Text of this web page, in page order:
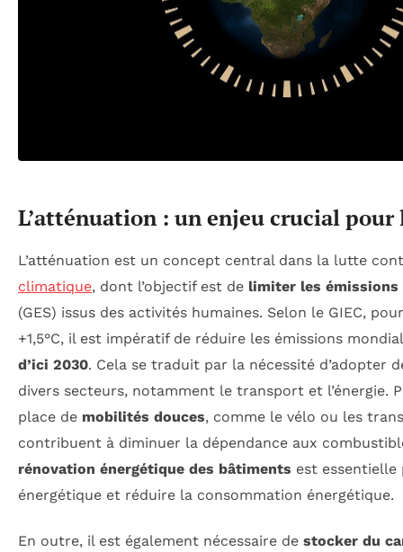
L’atténuation : un enjeu crucial
L’atténuation est un concept central dans la lutte
climatique, dont l’objectif est de limiter les émissions
(GES) issus des activités humaines. Selon le GIEC,
+1,5°C, il est impératif de réduire les émissions
d’ici 2030. Cela se traduit par la nécessité d’adopter
divers secteurs, notamment le transport et l’énergie.
place de mobilités douces, comme le vélo ou les
contribuent à diminuer la dépendance aux
rénovation énergétique des bâtiments est essentielle
énergétique et réduire la consommation énergétique.
En outre, il est également nécessaire de stocker du